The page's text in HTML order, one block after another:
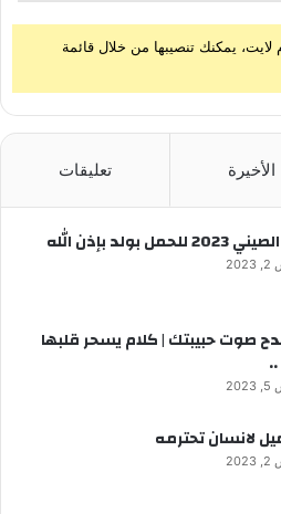
يمكنك تنصيبها من خلال قائمة
الأخيرة تعليقات
بولد بإذن الله
صوت حبيبتك | كلام يسحر قلبها
لانسان تحترمه